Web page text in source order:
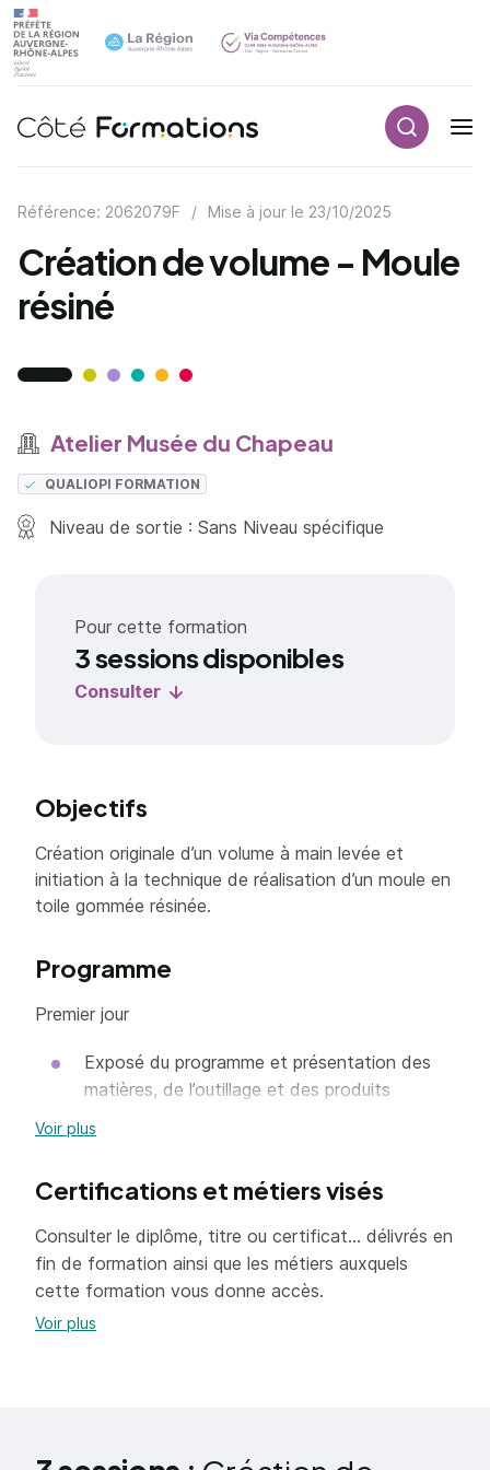
Navigation principale
Référence: 2062079F / Mise à jour le 23/10/2025
Création de volume - Moule
résiné
Atelier Musée du Chapeau
QUALIOPI FORMATION
Niveau de sortie : Sans Niveau spécifique
Pour cette formation
3 sessions disponibles
Consulter
Objectifs
Création originale d’un volume à main levée et
initiation à la technique de réalisation d’un moule en
toile gommée résinée.
Programme
Premier jour
Exposé du programme et présentation des
matières, de l’outillage et des produits
Choix du modèle selon le cahier des charges
D’après la maquette choisie, élaboration d’un
Deuxième jour
Relevé, réglage et tracé définitif annoté du
Pose de singalette par encollage au fer et
Voir plus
Certifications et métiers visés
Consulter le diplôme, titre ou certificat... délivrés en
fin de formation ainsi que les métiers auxquels
cette formation vous donne accès.
Voir plus